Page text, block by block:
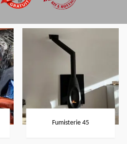
Fumisterie 45